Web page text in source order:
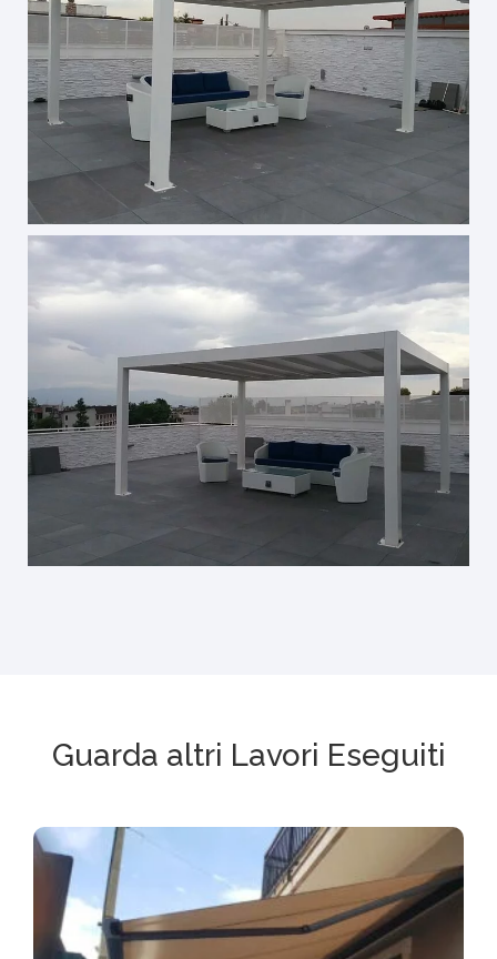
Guarda altri Lavori Eseguiti